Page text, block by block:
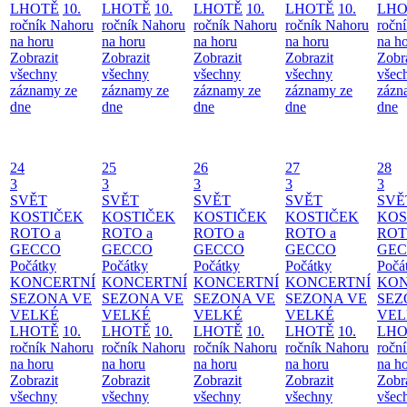
LHOTĚ 10.
ročník Nahoru
na horu
Zobrazit
všechny
záznamy ze
dne
LHOTĚ 10.
ročník Nahoru
na horu
Zobrazit
všechny
záznamy ze
dne
LHOTĚ 10.
ročník Nahoru
na horu
Zobrazit
všechny
záznamy ze
dne
LHOTĚ 10.
ročník Nahoru
na horu
Zobrazit
všechny
záznamy ze
dne
na
dne
24
3
SVĚT
KOSTIČEK
ROTO a
GECCO
Počátky
KONCERTNÍ
SEZONA VE
VELKÉ
LHOTĚ 10.
ročník Nahoru
na horu
Zobrazit
všechny
25
3
SVĚT
KOSTIČEK
ROTO a
GECCO
Počátky
KONCERTNÍ
SEZONA VE
VELKÉ
LHOTĚ 10.
ročník Nahoru
na horu
Zobrazit
všechny
26
3
SVĚT
KOSTIČEK
ROTO a
GECCO
Počátky
KONCERTNÍ
SEZONA VE
VELKÉ
LHOTĚ 10.
ročník Nahoru
na horu
Zobrazit
všechny
27
3
SVĚT
KOSTIČEK
ROTO a
GECCO
Počátky
KONCERTNÍ
SEZONA VE
VELKÉ
LHOTĚ 10.
ročník Nahoru
na horu
Zobrazit
všechny
28
3
na